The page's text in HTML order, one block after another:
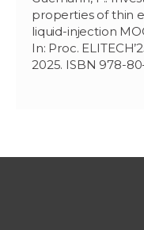
properties of thin
liquid-injection
In: Proc.
2025. ISBN 978-